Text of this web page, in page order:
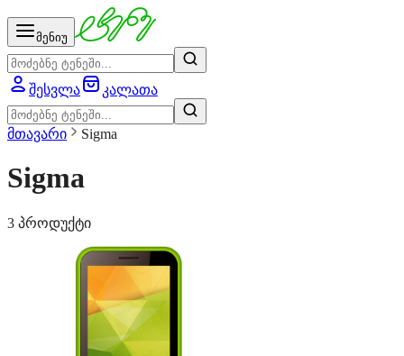
მენიუ
შესვლა კალათა
მთავარი Sigma
Sigma
3 პროდუქტი